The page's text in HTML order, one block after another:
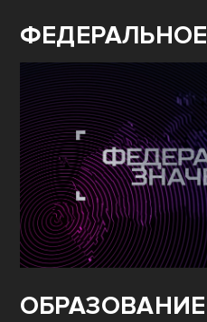
ФЕДЕРАЛЬНОЕ
ОБРАЗОВАНИЕ